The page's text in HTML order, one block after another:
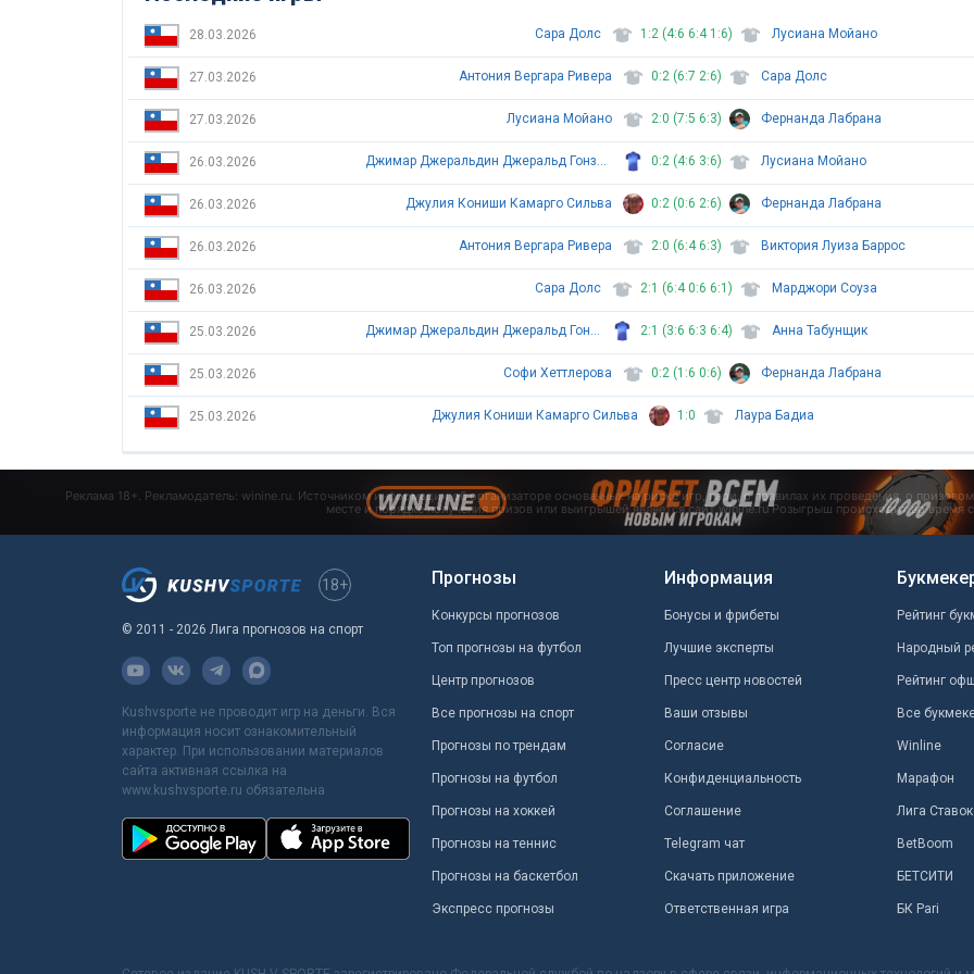
28.03.2026 Сара Долс 1:2 (4:6 6:4 1:6) Лусиана Мойано
27.03.2026 Антония Вергара Ривера 0:2 (6:7 2:6) Сара Долс
27.03.2026 Лусиана Мойано 2:0 (7:5 6:3) Фернанда Лабрана
26.03.2026 Джимар Джеральдин Джеральд Гонзалез 0:2 (4:6 3:6) Лусиана Мойано
26.03.2026 Джулия Кониши Камарго Сильва 0:2 (0:6 2:6) Фернанда Лабрана
26.03.2026 Антония Вергара Ривера 2:0 (6:4 6:3) Виктория Луиза Баррос
26.03.2026 Сара Долс 2:1 (6:4 0:6 6:1) Марджори Соуза
25.03.2026 Джимар Джеральдин Джеральд Гонзалез 2:1 (3:6 6:3 6:4) Анна Табунщик
25.03.2026 Софи Хеттлерова 0:2 (1:6 0:6) Фернанда Лабрана
25.03.2026 Джулия Кониши Камарго Сильва 1:0 Лаура Бадиа
18+
© 2011 - 2026 Лига прогнозов на спорт
Kushvsporte не проводит игр на деньги. Вся
информация носит ознакомительный
характер. При использовании материалов
сайта активная ссылка на
www.kushvsporte.ru обязательна
Прогнозы
Конкурсы прогнозов
Топ прогнозы на футбол
Центр прогнозов
Все прогнозы на спорт
Прогнозы по трендам
Прогнозы на футбол
Прогнозы на хоккей
Прогнозы на теннис
Прогнозы на баскетбол
Экспресс прогнозы
Информация
Бонусы и фрибеты
Лучшие эксперты
Пресс центр новостей
Ваши отзывы
Согласие
Конфиденциальность
Соглашение
Telegram чат
Скачать приложение
Ответственная игра
Рейтинг
Народный
Рейтинг
Все
Winline
Марафон
Лига Ставок
BetBoom
БЕТСИТИ
БК Pari